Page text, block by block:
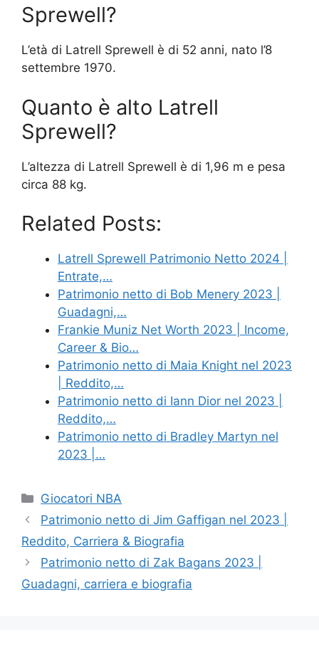
Sprewell?
L’età di Latrell Sprewell è di 52 anni, nato l’8
settembre 1970.
Quanto è alto Latrell
Sprewell?
L’altezza di Latrell Sprewell è di 1,96 m e pesa
circa 88 kg.
Related Posts:
Latrell Sprewell Patrimonio Netto 2024 |
Entrate,…
Patrimonio netto di Bob Menery 2023 |
Guadagni,…
Frankie Muniz Net Worth 2023 | Income,
Career & Bio…
Patrimonio netto di Maia Knight nel 2023
| Reddito,…
Patrimonio netto di Iann Dior nel 2023 |
Reddito,…
Patrimonio netto di Bradley Martyn nel
2023 |…
Categories
Giocatori NBA
Patrimonio netto di Jim Gaffigan nel 2023 |
Reddito, Carriera & Biografia
Patrimonio netto di Zak Bagans 2023 |
Guadagni, carriera e biografia